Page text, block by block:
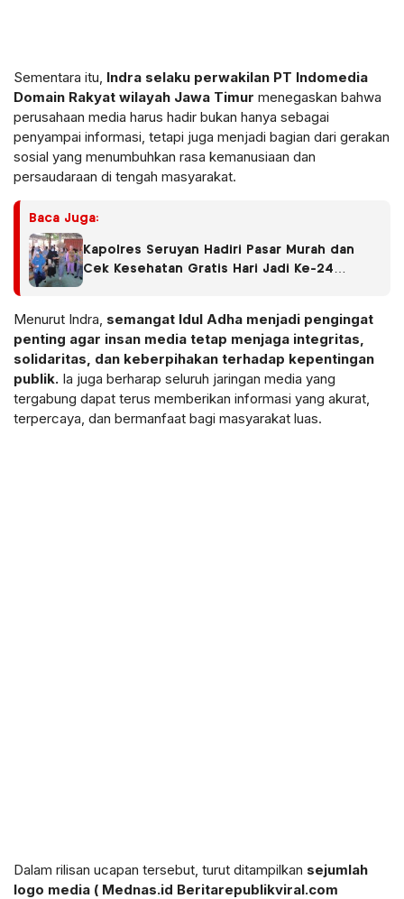
Sementara itu, Indra selaku perwakilan PT Indomedia
Domain Rakyat wilayah Jawa Timur menegaskan bahwa
perusahaan media harus hadir bukan hanya sebagai
penyampai informasi, tetapi juga menjadi bagian dari gerakan
sosial yang menumbuhkan rasa kemanusiaan dan
persaudaraan di tengah masyarakat.
Baca Juga:
Kapolres Seruyan Hadiri Pasar Murah dan
Cek Kesehatan Gratis Hari Jadi Ke-24
Menurut Indra, semangat Idul Adha menjadi pengingat
penting agar insan media tetap menjaga integritas,
solidaritas, dan keberpihakan terhadap kepentingan
publik. Ia juga berharap seluruh jaringan media yang
tergabung dapat terus memberikan informasi yang akurat,
terpercaya, dan bermanfaat bagi masyarakat luas.
Dalam rilisan ucapan tersebut, turut ditampilkan sejumlah
logo media ( Mednas.id Beritarepublikviral.com